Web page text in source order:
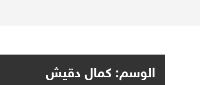
الوسم: كمال دقيش